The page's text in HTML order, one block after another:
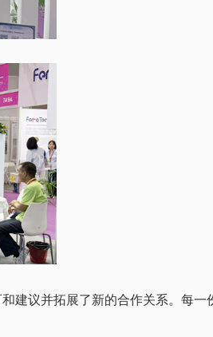
建议并拓展了新的合作关系。每一